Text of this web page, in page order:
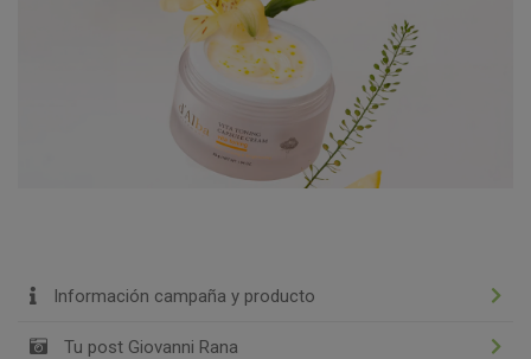
Información campaña y producto
Tu post Giovanni Rana